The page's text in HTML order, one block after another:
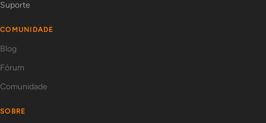
Suporte
COMUNIDADE
Blog
Fórum
Comunidade
SOBRE